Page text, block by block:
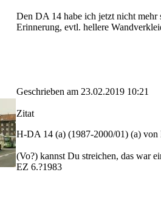
Den DA 14 habe ich jetzt nicht mehr
Erinnerung, evtl. hellere
Geschrieben am 23.02.2019 10:21
Zitat
H-DA 14 (a) (1987-2000/01) (a)
(Vo?) kannst Du streichen, das war
EZ 6.?1983